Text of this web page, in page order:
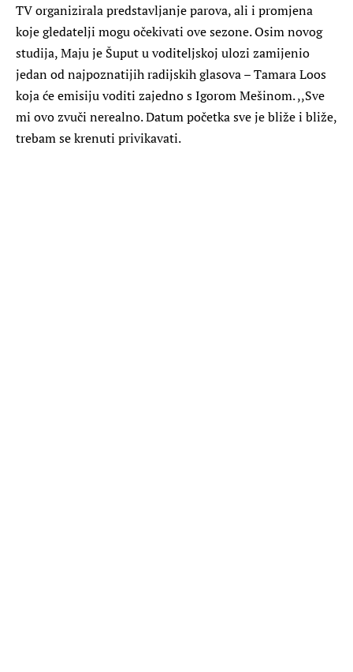
TV organizirala predstavljanje parova, ali i promjena
koje gledatelji mogu očekivati ove sezone. Osim novog
studija, Maju je Šuput u voditeljskoj ulozi zamijenio
jedan od najpoznatijih radijskih glasova – Tamara Loos
koja će emisiju voditi zajedno s Igorom Mešinom. ,,Sve
mi ovo zvuči nerealno. Datum početka sve je bliže i bliže,
trebam se krenuti privikavati.